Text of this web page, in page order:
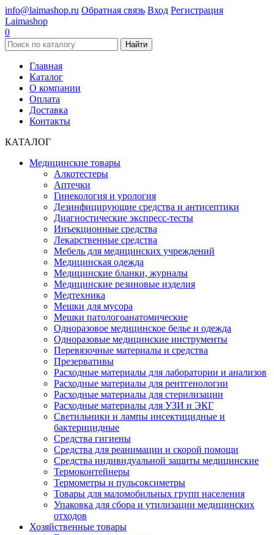
info@laimashop.ru Обратная связь Вход Регистрация
Laimashop
0
Найти
Главная
Каталог
О компании
Оплата
Доставка
Контакты
КАТАЛОГ
Медицинские товары
Алкотестеры
Аптечки
Гинекология и урология
Дезинфицирующие средства и антисептики
Диагностические экспресс-тесты
Инъекционные средства
Лекарственные средства
Мебель для медицинских учреждений
Медицинская одежда
Медицинские бланки, журналы
Медицинские резиновые изделия
Медтехника
Мешки для мусора
Мешки патологоанатомические
Одноразовое медицинское белье и одежда
Одноразовые медицинские инструменты
Перевязочные материалы и средства
Презервативы
Расходные материалы для лаборатории и анализов
Расходные материалы для рентгенологии
Расходные материалы для стерилизации
Расходные материалы для УЗИ и ЭКГ
Светильники и лампы инсектицидные и
бактерицидные
Средства гигиены
Средства для реанимации и скорой помощи
Средства индивидуальной защиты медицинские
Термоконтейнеры
Термометры и пульсоксиметры
Товары для маломобильных групп населения
Упаковка для сбора и утилизации медицинских
отходов
Хозяйственные товары